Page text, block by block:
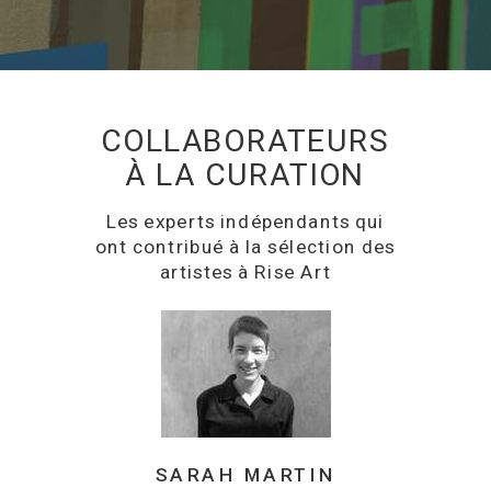
COLLABORATEURS
À LA CURATION
Les experts indépendants qui
ont contribué à la sélection des
artistes à Rise Art
SARAH MARTIN